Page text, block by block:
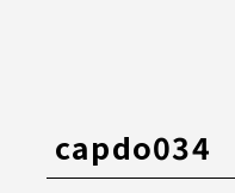
capdo034